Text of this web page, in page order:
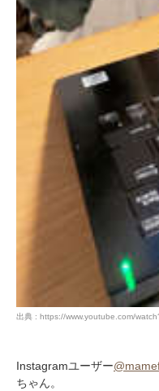
出典 : https://www.youtube.com/
Instagramユーザー
ちゃん。